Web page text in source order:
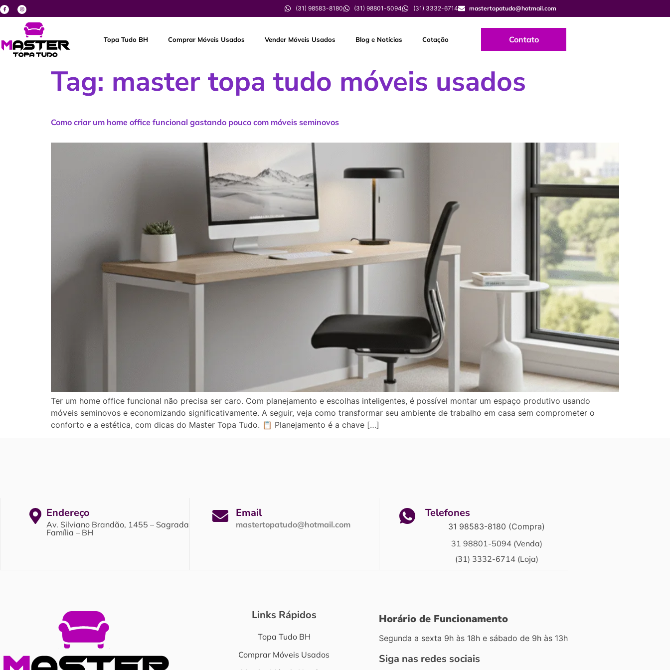
(31) 98583-8180 (31) 98801-5094 (31) 3332-6714 mastertopatudo@hotmail.com
Topa Tudo BH Comprar Móveis Usados Vender Móveis Usados Blog e Notícias Cotação Contato
Tag: master topa tudo móveis usados
Como criar um home office funcional gastando pouco com móveis seminovos
Ter um home office funcional não precisa ser caro. Com planejamento e escolhas inteligentes, é possível montar um espaço produtivo usando
móveis seminovos e economizando significativamente. A seguir, veja como transformar seu ambiente de trabalho em casa sem comprometer o
conforto e a estética, com dicas do Master Topa Tudo. 📋 Planejamento é a chave […]
Endereço
Av. Silviano Brandão, 1455 – Sagrada
Família – BH
Email
mastertopatudo@hotmail.com
Telefones
31 98583-8180 (Compra)
31 98801-5094 (Venda)
(31) 3332-6714 (Loja)
Links Rápidos
Topa Tudo BH
Comprar Móveis Usados
Horário de Funcionamento
Segunda a sexta 9h às 18h e sábado de 9h às 13h
Siga nas redes sociais